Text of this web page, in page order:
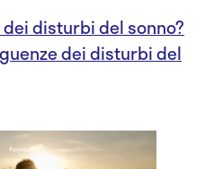
disturbi del sonno?
dei disturbi del